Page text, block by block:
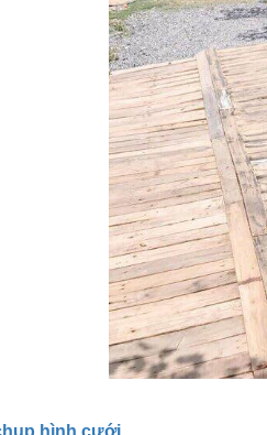
hình cưới